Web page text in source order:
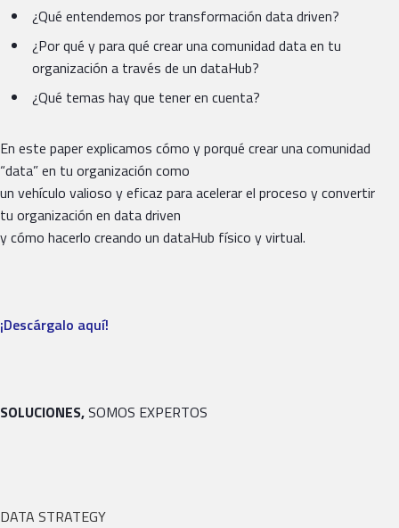
¿Qué entendemos por transformación data driven?
¿Por qué y para qué crear una comunidad data en tu
organización a través de un dataHub?
¿Qué temas hay que tener en cuenta?
En este paper explicamos cómo y porqué crear una comunidad
“data” en tu organización como
un vehículo valioso y eficaz para acelerar el proceso y convertir
tu organización en data driven
y cómo hacerlo creando un dataHub físico y virtual.
¡Descárgalo aquí!
SOLUCIONES,SOMOS EXPERTOS
DATA STRATEGY